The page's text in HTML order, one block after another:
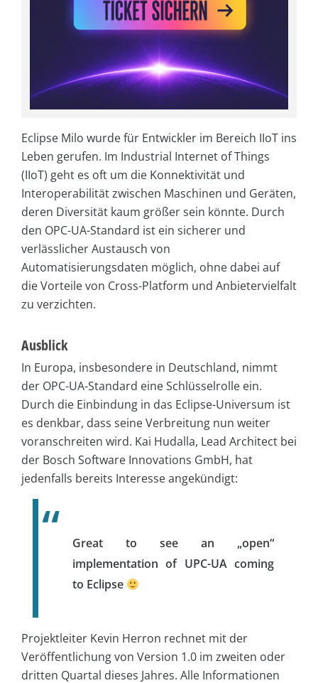
Eclipse Milo wurde für Entwickler im Bereich IIoT ins
Leben gerufen. Im Industrial Internet of Things
(IIoT) geht es oft um die Konnektivität und
Interoperabilität zwischen Maschinen und Geräten,
deren Diversität kaum größer sein könnte. Durch
den OPC-UA-Standard ist ein sicherer und
verlässlicher Austausch von
Automatisierungsdaten möglich, ohne dabei auf
die Vorteile von Cross-Platform und Anbietervielfalt
zu verzichten.
Ausblick
In Europa, insbesondere in Deutschland, nimmt
der OPC-UA-Standard eine Schlüsselrolle ein.
Durch die Einbindung in das Eclipse-Universum ist
es denkbar, dass seine Verbreitung nun weiter
voranschreiten wird. Kai Hudalla, Lead Architect bei
der Bosch Software Innovations GmbH, hat
jedenfalls bereits Interesse angekündigt:
Great to see an „open“
implementation of UPC-UA coming
to Eclipse
Projektleiter Kevin Herron rechnet mit der
Veröffentlichung von Version 1.0 im zweiten oder
dritten Quartal dieses Jahres. Alle Informationen